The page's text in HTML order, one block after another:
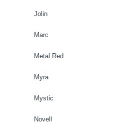
Jolin
Marc
Metal Red
Myra
Mystic
Novell